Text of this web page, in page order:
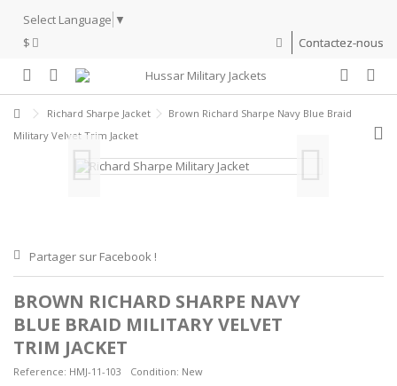
Select Language ▼
$
Contactez-nous
Richard Sharpe Jacket
Brown Richard Sharpe Navy Blue Braid
Military Velvet Trim Jacket
Partager sur Facebook !
BROWN RICHARD SHARPE NAVY
BLUE BRAID MILITARY VELVET
TRIM JACKET
Reference: HMJ-11-103 Condition: New